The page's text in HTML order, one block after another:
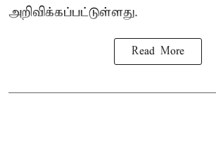
அறிவிக்கப்பட்டுள்ளது.
Read More